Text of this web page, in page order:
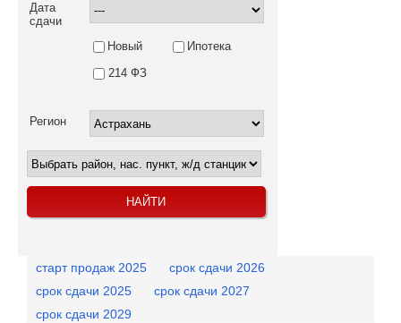
Дата
сдачи
Новый
Ипотека
214 ФЗ
Регион
старт продаж 2025
срок сдачи 2026
срок сдачи 2025
срок сдачи 2027
срок сдачи 2029